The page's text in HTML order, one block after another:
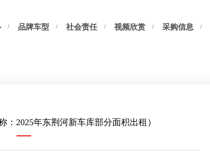
品牌车型 社会责任 视频欣赏 采购信息
：2025年东荆河新车库部分面积出租）